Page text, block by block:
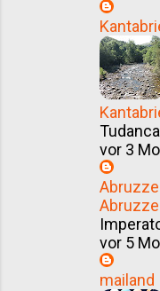
vor 3
vor 5
mailand